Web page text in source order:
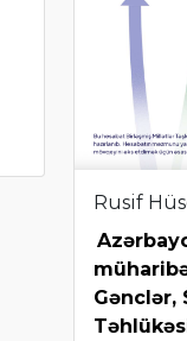
Rusif
Gənclər,